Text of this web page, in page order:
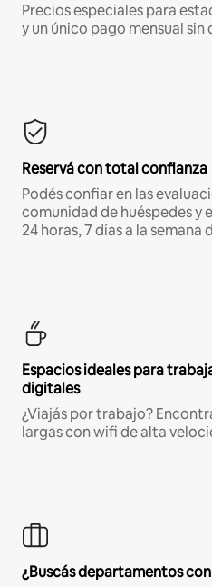
Precios especiales para
y un único pago mensual
Reservá con total confianza
Podés confiar en las
comunidad de huéspedes y
24 horas, 7 días a la
Espacios ideales para
digitales
¿Viajás por trabajo?
largas con wifi de alta
¿Buscás departamentos